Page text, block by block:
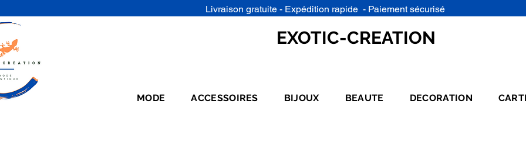
Livraison gratuite - Expédition rapide - Paiement sécurisé
EXOTIC-CREATION
MODE ACCESSOIRES BIJOUX BEAUTE DECORATION